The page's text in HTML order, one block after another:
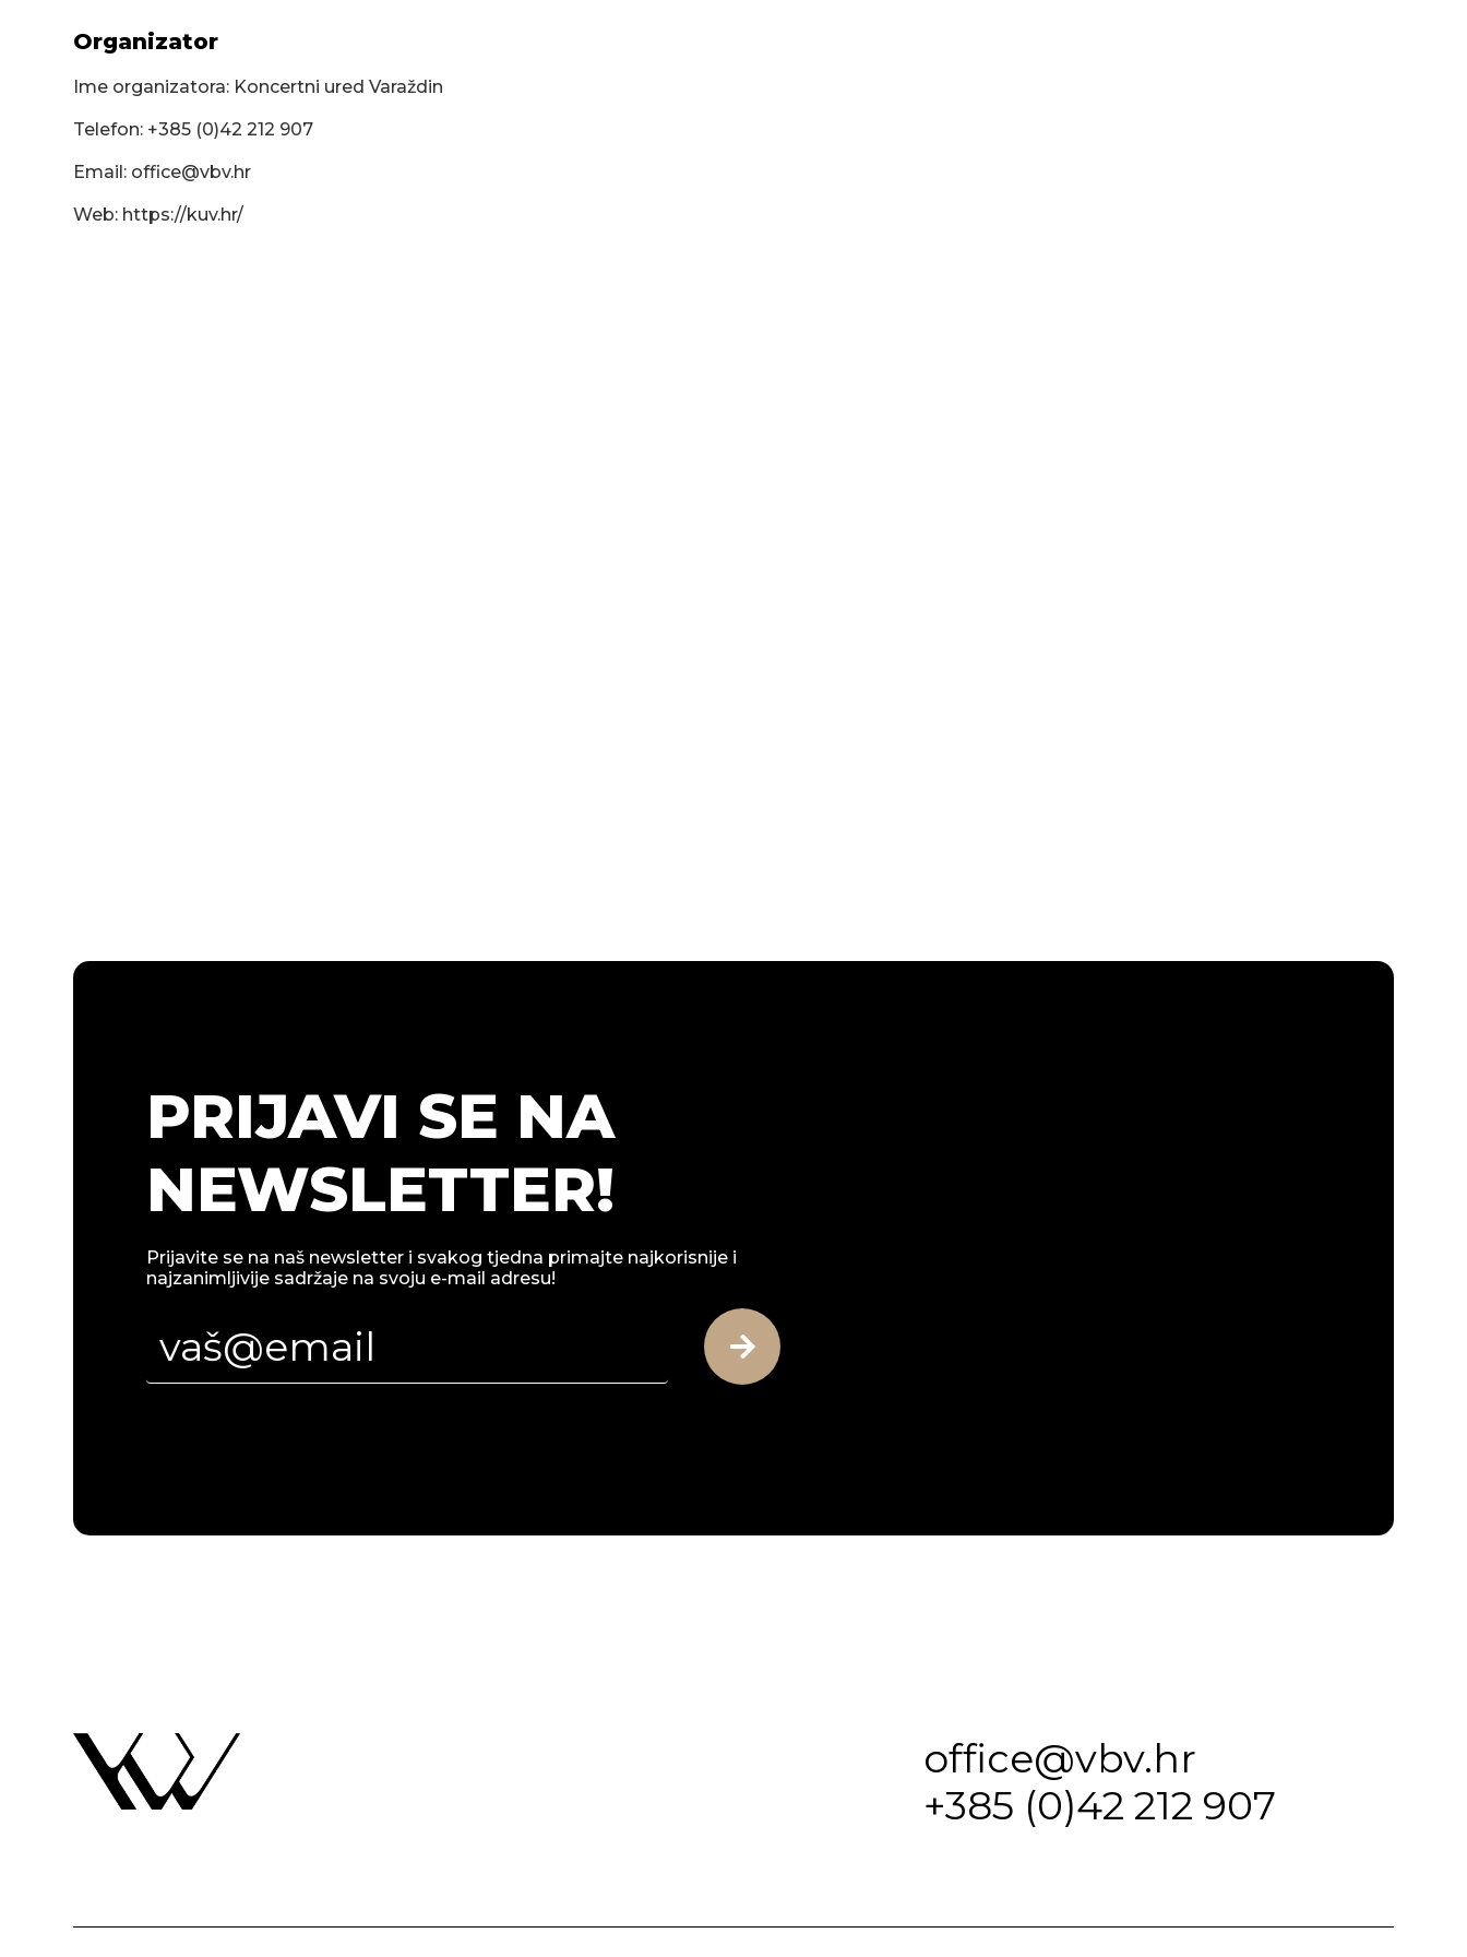
Organizator
Ime organizatora: Koncertni ured Varaždin
Telefon: +385 (0)42 212 907
Email: office@vbv.hr
Web: https://kuv.hr/
PRIJAVI SE NA
NEWSLETTER!
Prijavite se na naš newsletter i svakog tjedna primajte najkorisnije i
najzanimljivije sadržaje na svoju e-mail adresu!
office@vbv.hr
+385 (0)42 212 907